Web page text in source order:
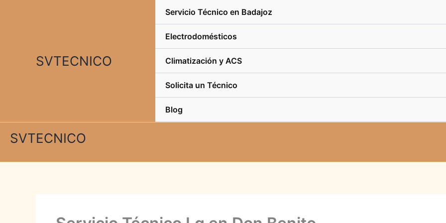
SVTECNICO
Servicio Técnico en Badajoz
Electrodomésticos
Climatización y ACS
Solicita un Técnico
Blog
SVTECNICO